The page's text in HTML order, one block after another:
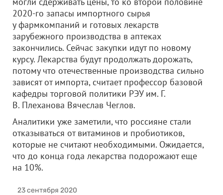
2020-го запасы импортного сырья
у фармкомпаний и готовых лекарств
зарубежного производства в аптеках
закончились. Сейчас закупки идут по новому
курсу. Лекарства будут продолжать дорожать,
потому что отечественные производства сильно
зависят от импорта, считает профессор базовой
кафедры торговой политики РЭУ им. Г.
В. Плеханова Вячеслав Чеглов.
Аналитики уже заметили, что россияне стали
отказываться от витаминов и пробиотиков,
которые не считают необходимыми. Ожидается,
что до конца года лекарства подорожают еще
на 10%.
23 сентября 2020